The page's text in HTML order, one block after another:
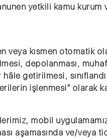
yetkili kamu
veya kısmen otomatik
depolanması,
getirilmesi,
işlenmesi” olarak
mobil
aşamasında ve/